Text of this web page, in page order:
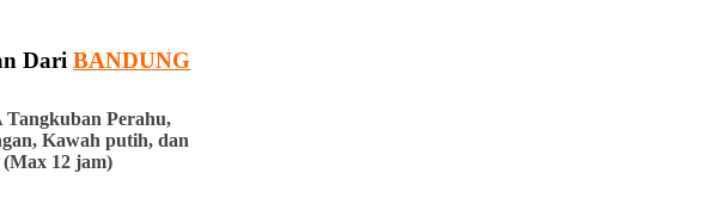
Dari BANDUNG
Perahu,
Kawah putih, dan
12 jam)